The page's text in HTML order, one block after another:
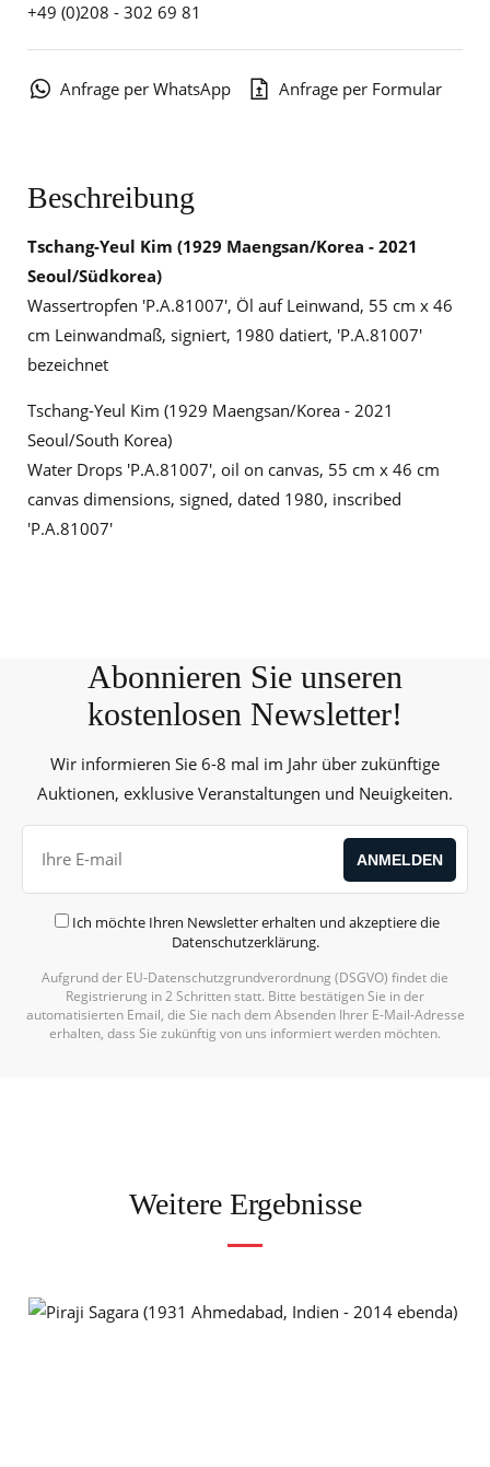
+49 (0)208 - 302 69 81
Anfrage per WhatsApp Anfrage per Formular
Beschreibung
Tschang-Yeul Kim (1929 Maengsan/Korea - 2021
Seoul/Südkorea)
Wassertropfen 'P.A.81007', Öl auf Leinwand, 55 cm x 46
cm Leinwandmaß, signiert, 1980 datiert, 'P.A.81007'
bezeichnet
Tschang-Yeul Kim (1929 Maengsan/Korea - 2021
Seoul/South Korea)
Water Drops 'P.A.81007', oil on canvas, 55 cm x 46 cm
canvas dimensions, signed, dated 1980, inscribed
'P.A.81007'
Abonnieren Sie unseren
kostenlosen Newsletter!
Wir informieren Sie 6-8 mal im Jahr über zukünftige
Auktionen, exklusive Veranstaltungen und Neuigkeiten.
Ich möchte Ihren Newsletter erhalten und akzeptiere die
Datenschutzerklärung.
Aufgrund der EU-Datenschutzgrundverordnung (DSGVO) findet die
Registrierung in 2 Schritten statt. Bitte bestätigen Sie in der
automatisierten Email, die Sie nach dem Absenden Ihrer E-Mail-Adresse
erhalten, dass Sie zukünftig von uns informiert werden möchten.
Weitere Ergebnisse